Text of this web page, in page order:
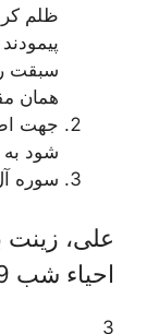
ظلم
سبقت
همان
جهت
شود به
سوره
علی،
احیاء شب 19 رمضان
3